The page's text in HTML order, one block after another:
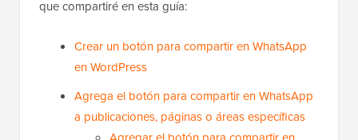
que compartiré en esta guía:
Crear un botón para compartir en WhatsApp
en WordPress
Agrega el botón para compartir en WhatsApp
a publicaciones, páginas o áreas específicas